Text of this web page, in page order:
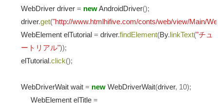
WebDriver driver = newAndroidDriver();
driver.get("http://www.htmlhifive.com/conts/web/view/Main/
WebElement elTutorial = driver.findElement(By.linkText("チュ
ートリアル"));
elTutorial.click();
WebDriverWait wait = new WebDriverWait(driver, 10);
WebElement elTitle =